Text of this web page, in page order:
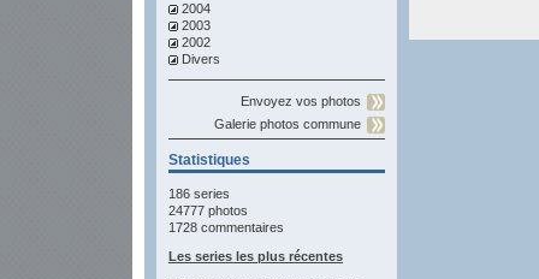
2004
2003
2002
Divers
Envoyez vos photos
Galerie photos commune
Statistiques
186 series
24777 photos
1728 commentaires
Les series les plus récentes